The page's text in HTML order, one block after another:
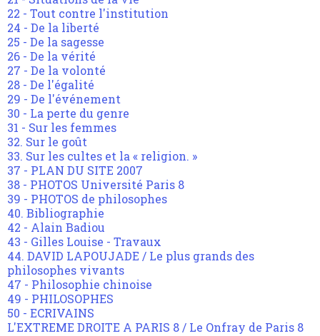
22 - Tout contre l'institution
24 - De la liberté
25 - De la sagesse
26 - De la vérité
27 - De la volonté
28 - De l'égalité
29 - De l'événement
30 - La perte du genre
31 - Sur les femmes
32. Sur le goût
33. Sur les cultes et la « religion. »
37 - PLAN DU SITE 2007
38 - PHOTOS Université Paris 8
39 - PHOTOS de philosophes
40. Bibliographie
42 - Alain Badiou
43 - Gilles Louise - Travaux
44. DAVID LAPOUJADE / Le plus grands des
philosophes vivants
47 - Philosophie chinoise
49 - PHILOSOPHES
50 - ECRIVAINS
L'EXTREME DROITE A PARIS 8 / Le Onfray de Paris 8